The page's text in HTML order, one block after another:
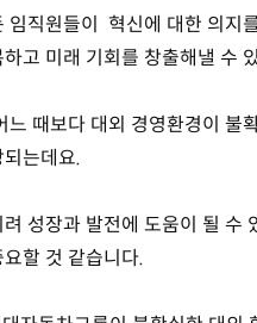
임직원들이 혁신에 대한 의지
고 미래 기회를 창출해낼 수
느 때보다 대외 경영환경이 불
는데요.
성장과 발전에 도움이 될 수
할 것 같습니다.